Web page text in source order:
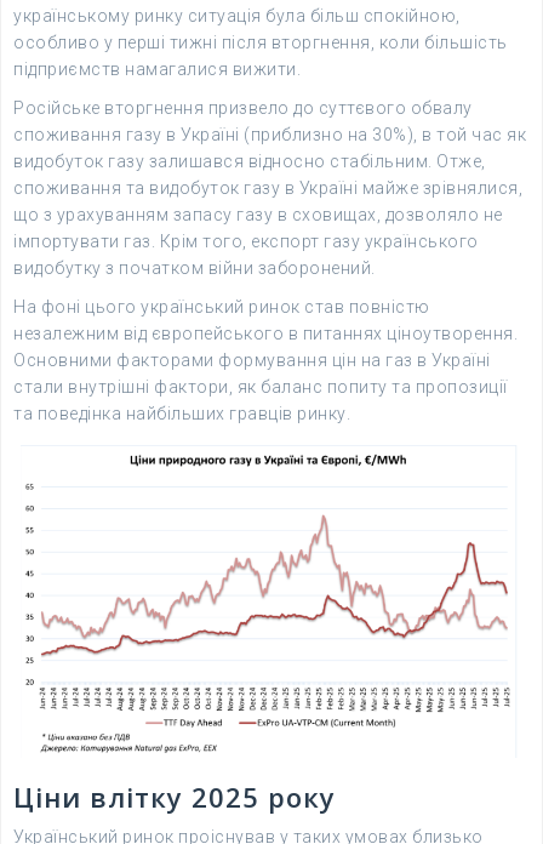
українському ринку ситуація була більш спокійною,
особливо у перші тижні після вторгнення, коли більшість
підприємств намагалися вижити.
Російське вторгнення призвело до суттєвого обвалу
споживання газу в Україні (приблизно на 30%), в той час як
видобуток газу залишався відносно стабільним. Отже,
споживання та видобуток газу в Україні майже зрівнялися,
що з урахуванням запасу газу в сховищах, дозволяло не
імпортувати газ. Крім того, експорт газу українського
видобутку з початком війни заборонений.
На фоні цього український ринок став повністю
незалежним від європейського в питаннях ціноутворення.
Основними факторами формування цін на газ в Україні
стали внутрішні фактори, як баланс попиту та пропозиції
та поведінка найбільших гравців ринку.
Ціни влітку 2025 року
Український ринок проіснував у таких умовах близько